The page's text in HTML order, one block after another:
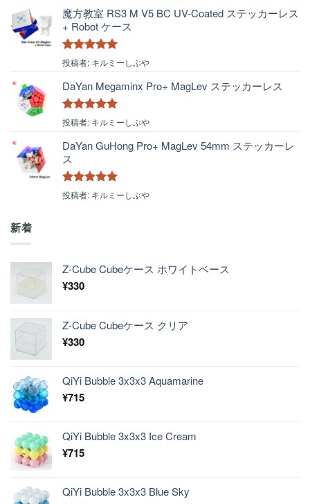
魔方教室 RS3 M V5 BC UV-Coated ステッカーレス
+ Robot ケース
5段階中 5 の
投稿者: キルミーしぶや
DaYan Megaminx Pro+ MagLev ステッカーレス
5段階中 5 の
投稿者: キルミーしぶや
DaYan GuHong Pro+ MagLev 54mm ステッカーレ
ス
5段階中 5 の
投稿者: キルミーしぶや
新着
Z-Cube Cubeケース ホワイトベース
¥330
Z-Cube Cubeケース クリア
¥330
QiYi Bubble 3x3x3 Aquamarine
¥715
QiYi Bubble 3x3x3 Ice Cream
¥715
QiYi Bubble 3x3x3 Blue Sky